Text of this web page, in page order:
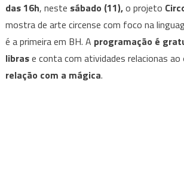
das 16h, neste sábado (11),o projeto
mostra de arte circense com foco na
é a primeira em BH. A programação é
librase conta com atividades relacionas ao
relação com a mágica.